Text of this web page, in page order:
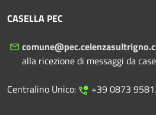
CASELLA PEC
alla ricezione di messaggi da
Centralino Unico:
+39 0873